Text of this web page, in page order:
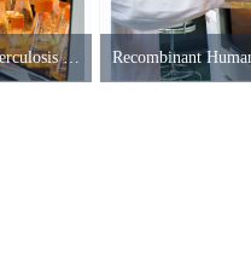
Recombinant Mycobacterium tuberculosis MPT51/MPB51 antigen(mpt51)